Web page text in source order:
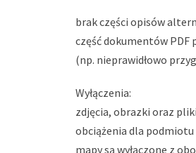
brak części opisów
część dokumentów PDF
(np. nieprawidłowo
Wyłączenia:
zdjęcia, obrazki oraz
obciążenia dla
mapy są wyłączone z